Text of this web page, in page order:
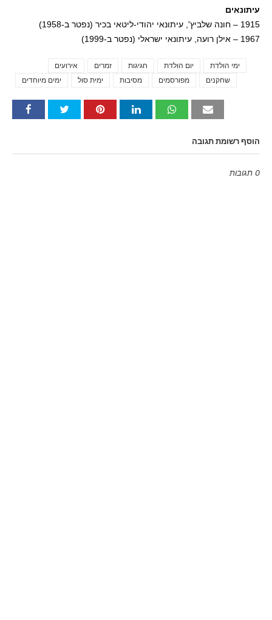
עיתונאים
1915 – חונה שלביץ', עיתונאי יהודי-ליטאי בכיר (נפטר ב-1958)
1967 – אילן רועה, עיתונאי ישראלי (נפטר ב-1999)
אירועים זמרים חגיגות יום הולדת
ימי הולדת
ימים מיוחדים
ימית סול מסיבות מפורסמים שחקנים
הוסף רשומת תגובה
0 תגובות